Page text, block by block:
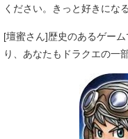
ください。きっと好きにな
[壇蜜さん]歴史のあるゲー
り、あなたもドラクエの一